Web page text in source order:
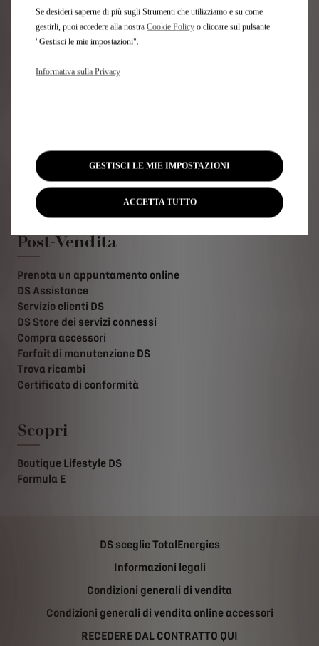
Link utili
Configura e ordina
Contatta il tuo DS Store
Contattaci
Test drive
Newsletter
Post-Vendita
Prenota un appuntamento online
DS Assistance
Servizio clienti DS
DS Store dei servizi connessi
Compra accessori
Forfait di manutenzione DS
Trova ricambi
Certificato di conformità
Scopri
Boutique Lifestyle DS
Formula E
DS sceglie TotalEnergies
Informazioni legali
Condizioni generali di vendita
Condizioni generali di vendita online accessori
RECEDERE DAL CONTRATTO QUI
Se desideri saperne di più sugli Strumenti che utilizziamo e su come
gestirli, puoi accedere alla nostra Cookie Policy o cliccare sul pulsante
"Gestisci le mie impostazioni".
Informativa sulla Privacy
GESTISCI LE MIE IMPOSTAZIONI
ACCETTA TUTTO